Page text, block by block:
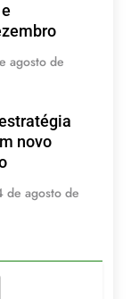
agosto de
novo
de agosto de